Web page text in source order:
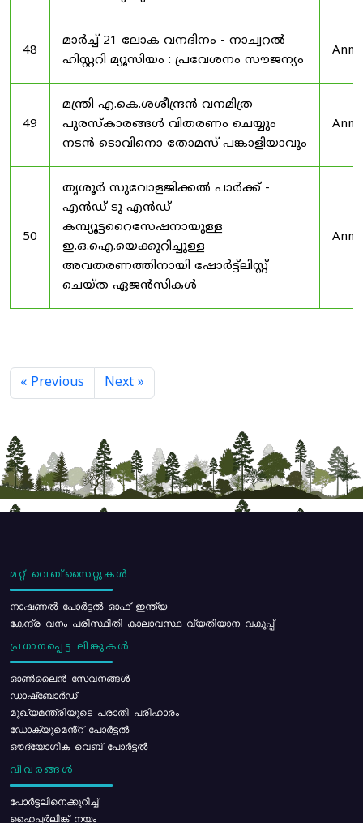
48
മാർച്ച് 21 ലോക വനദിനം - നാച്വറൽ
ഹിസ്റ്ററി മ്യൂസിയം : പ്രവേശനം സൗജന്യം
49
മന്ത്രി എ.കെ.ശശീന്ദ്രൻ വനമിത്ര
പുരസ്‌കാരങ്ങൾ വിതരണം ചെയ്യും
നടൻ ടൊവിനൊ തോമസ് പങ്കാളിയാവും
50
തൃശൂർ സുവോളജിക്കൽ പാർക്ക് -
എൻഡ് ടു എൻഡ്
കമ്പ്യൂട്ടറൈസേഷനായുള്ള
ഇ.ഒ.ഐ.യെക്കുറിച്ചുള്ള
അവതരണത്തിനായി ഷോർട്ട്‌ലിസ്റ്റ്
ചെയ്ത ഏജൻസികൾ
« Previous Next »
മറ്റ് വെബ്സൈറ്റുകൾ
നാഷണൽ പോർട്ടൽ ഓഫ് ഇന്ത്യ
കേന്ദ്ര വനം പരിസ്ഥിതി കാലാവസ്ഥ വ്യതിയാന വകുപ്പ്
പ്രധാനപ്പെട്ട ലിങ്കുകൾ
ഓൺലൈൻ സേവനങ്ങൾ
ഡാഷ്ബോർഡ്
മുഖ്യമന്ത്രിയുടെ പരാതി പരിഹാരം
ഡോക്യുമെൻ്റ് പോർട്ടൽ
ഔദ്യോഗിക വെബ് പോർട്ടൽ
വിവരങ്ങൾ
പോര്‍ട്ടലിനെക്കുറിച്ച്
ഹൈപ്പർലിങ്ക് നയം